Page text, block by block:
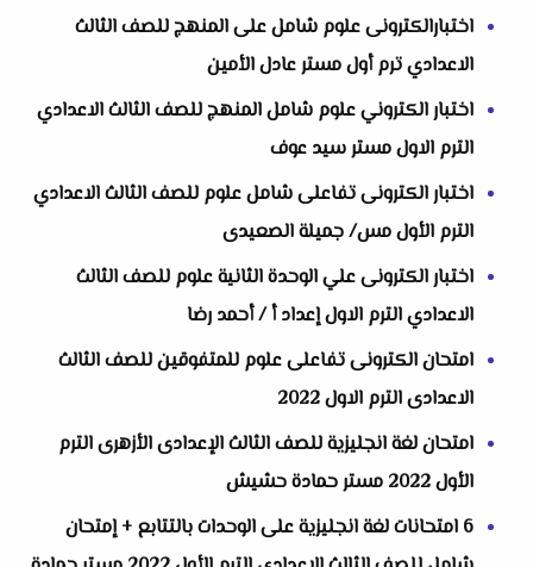
اختبارالكترونى علوم شامل على المنهج للصف الثالث
الاعدادي ترم أول مستر عادل الأمين
اختبار الكتروني علوم شامل المنهج للصف الثالث الاعدادي
الترم الاول مستر سيد عوف
اختبار الكترونى تفاعلى شامل علوم للصف الثالث الاعدادي
الترم الأول مس/ جميلة الصعيدى
اختبار الكترونى علي الوحدة الثانية علوم للصف الثالث
الاعدادي الترم الاول إعداد أ / أحمد رضا
امتحان الكترونى تفاعلى علوم للمتفوقين للصف الثالث
الاعدادى الترم الاول 2022
‏‏امتحان لغة انجليزية للصف الثالث الإعدادى الأزهرى الترم
الأول 2022 مستر حمادة حشيش
6 امتحانات لغة انجليزية على الوحدات بالتتابع + إمتحان